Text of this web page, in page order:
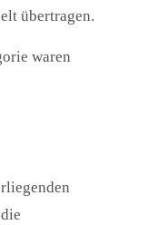
übertragen.
waren